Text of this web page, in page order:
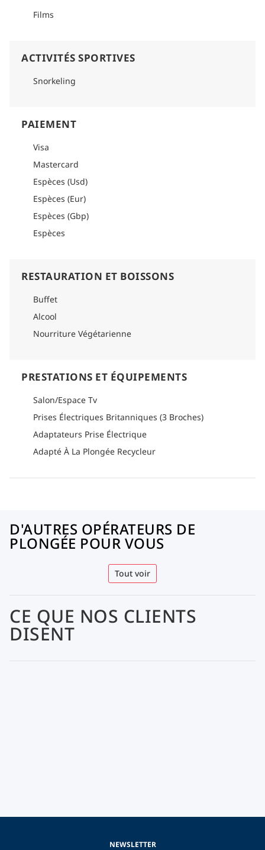
Films
ACTIVITÉS SPORTIVES
Snorkeling
PAIEMENT
Visa
Mastercard
Espèces (Usd)
Espèces (Eur)
Espèces (Gbp)
Espèces
RESTAURATION ET BOISSONS
Buffet
Alcool
Nourriture Végétarienne
PRESTATIONS ET ÉQUIPEMENTS
Salon/Espace Tv
Prises Électriques Britanniques (3 Broches)
Adaptateurs Prise Électrique
Adapté À La Plongée Recycleur
D'AUTRES OPÉRATEURS DE
PLONGÉE POUR VOUS
Tout voir
CE QUE NOS CLIENTS
DISENT
NEWSLETTER